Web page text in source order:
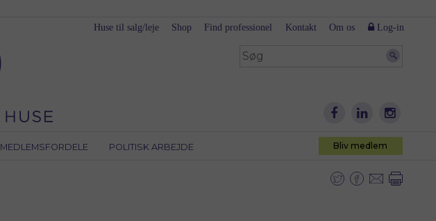
MEDLEMSFORDELE POLITISK ARBEJDE Bliv medlem
Huse til salg/leje Shop Find professionel Kontakt Om os Log-in